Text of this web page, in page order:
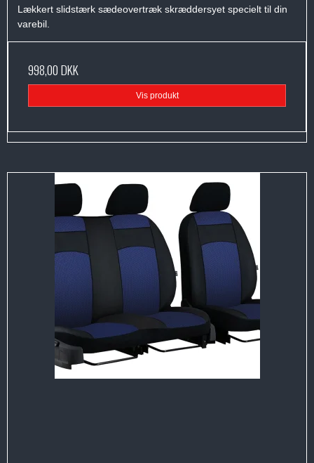
Lækkert slidstærk sædeovertræk skræddersyet specielt til din
varebil.
998,00 DKK
Vis produkt